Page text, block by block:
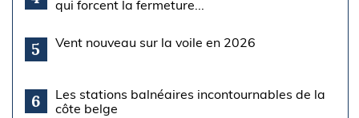
qui forcent la fermeture...
5 Vent nouveau sur la voile en 2026
6
Les stations balnéaires incontournables de la
côte belge